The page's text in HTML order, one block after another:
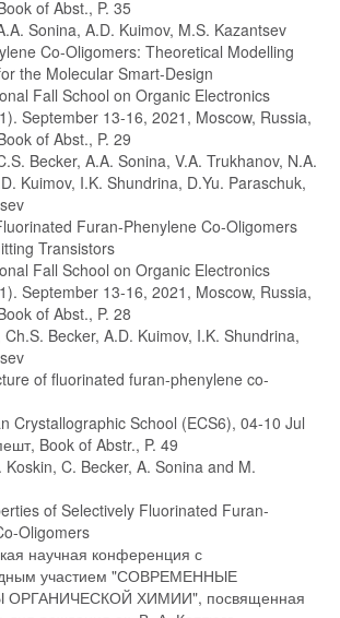
of Abst., P. 35
Sonina, A.D. Kuimov, M.S. Kazantsev
Co-Oligomers: Theoretical Modelling
the Molecular Smart-Design
Fall School on Organic Electronics
September 13-16, 2021, Moscow, Russia,
of Abst., P. 29
Becker, A.A. Sonina, V.A. Trukhanov, N.A.
Kuimov, I.K. Shundrina, D.Yu. Paraschuk,
Furan-Phenylene Co-Oligomers
Transistors
Fall School on Organic Electronics
September 13-16, 2021, Moscow, Russia,
of Abst., P. 28
Becker, A.D. Kuimov, I.K. Shundrina,
of fluorinated furan-phenylene co-
Crystallographic School (ECS6), 04-10 Jul
Book of Abstr., P. 49
Koskin, C. Becker, A. Sonina and M.
of Selectively Fluorinated Furan-
Oligomers
научная конференция с
участием "СОВРЕМЕННЫЕ
ХИМИИ", посвященная